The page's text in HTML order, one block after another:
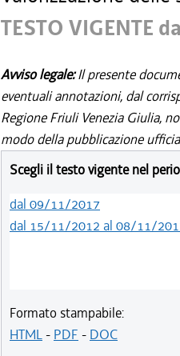
TESTO VIGENTE
Avviso legale:Il presente
eventuali annotazioni, dal
Regione Friuli Venezia Giulia,
modo della pubblicazione
Scegli il testo vigente nel
dal 09/11/2017
dal 15/11/2012 al 08/11/
Formato stampabile:
HTML- PDF - DOC